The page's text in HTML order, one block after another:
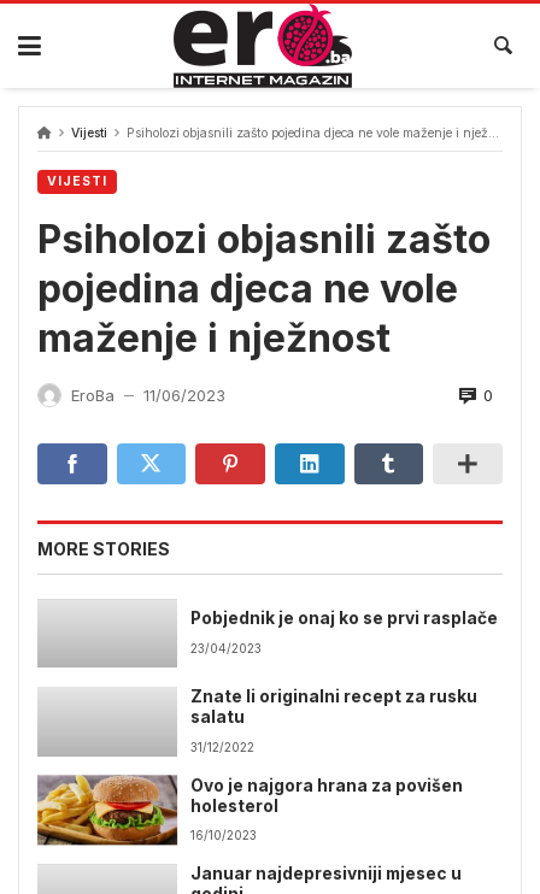
Skip
content
Vijesti Psiholozi objasnili zašto pojedina djeca ne vole maženje i nježnost
VIJESTI
Psiholozi objasnili zašto
pojedina djeca ne vole
maženje i nježnost
EroBa — 11/06/2023 0
MORE STORIES
Pobjednik je onaj ko se prvi rasplače
23/04/2023
Znate li originalni recept za rusku
salatu
31/12/2022
Ovo je najgora hrana za povišen
holesterol
16/10/2023
Januar najdepresivniji mjesec u